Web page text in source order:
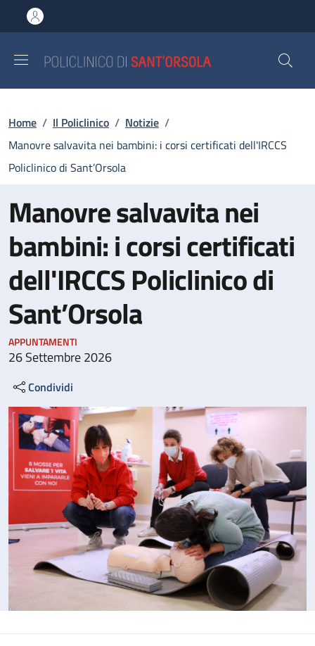
al contenuto principale
to footer content
Briciole di pane
Home / Il Policlinico / Notizie /
Manovre salvavita nei bambini: i corsi certificati dell'IRCCS
Policlinico di Sant’Orsola
Manovre salvavita nei
bambini: i corsi certificati
dell'IRCCS Policlinico di
Sant’Orsola
APPUNTAMENTI
26 Settembre 2026
Condividi